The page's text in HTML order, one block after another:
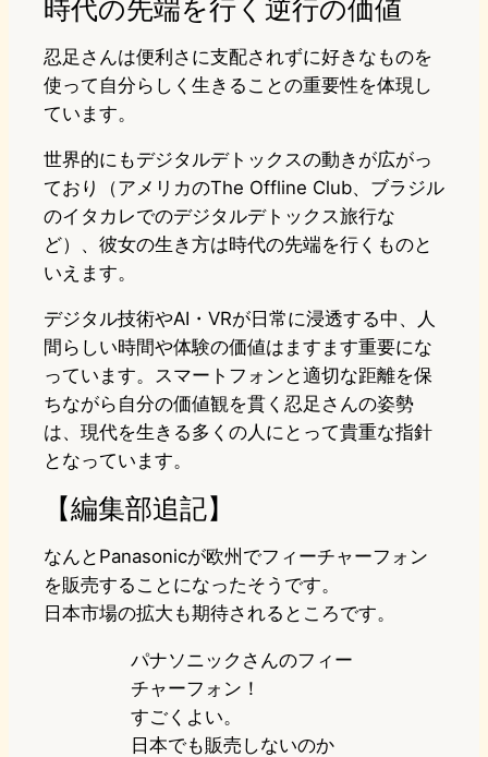
時代の先端を行く逆行の価値
忍足さんは便利さに支配されずに好きなものを
使って自分らしく生きることの重要性を体現し
ています。
世界的にもデジタルデトックスの動きが広がっ
ており（アメリカのThe Offline Club、ブラジル
のイタカレでのデジタルデトックス旅行な
ど）、彼女の生き方は時代の先端を行くものと
いえます。
デジタル技術やAI・VRが日常に浸透する中、人
間らしい時間や体験の価値はますます重要にな
っています。スマートフォンと適切な距離を保
ちながら自分の価値観を貫く忍足さんの姿勢
は、現代を生きる多くの人にとって貴重な指針
となっています。
【編集部追記】
なんとPanasonicが欧州でフィーチャーフォン
を販売することになったそうです。
日本市場の拡大も期待されるところです。
パナソニックさんのフィー
チャーフォン！
すごくよい。
日本でも販売しないのか